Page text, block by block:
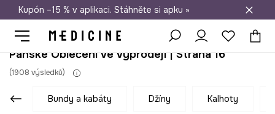
Doprava zdarma při nákupu nad 1 200 Kč
Kupón –15 % v aplikaci. Stáhněte si apku »
Pánské Oblečení ve výprodeji | Strana 16
(1908 výsledků)
bundy a kabáty džíny kalhoty